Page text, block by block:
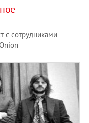
с сотрудниками